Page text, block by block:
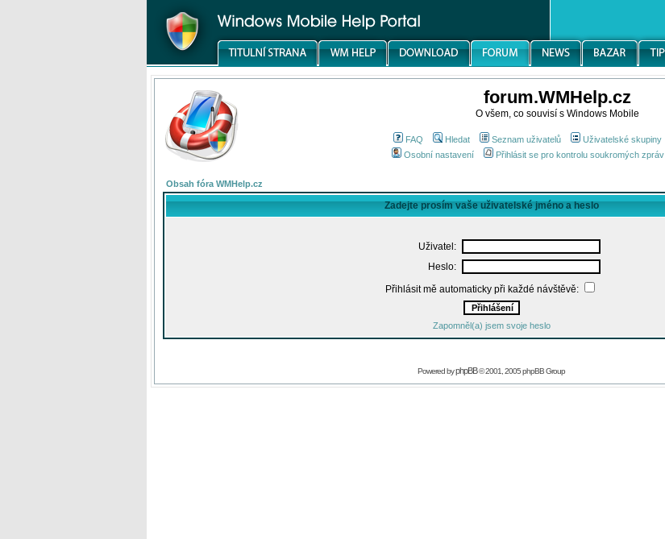
forum.WMHelp.cz
O všem, co souvisí s Windows Mobile
FAQ Hledat Seznam uživatelů Uživatelské skupiny
Osobní nastavení
Přihlásit se pro kontrolu soukromých zpráv
Obsah fóra WMHelp.cz
Zadejte prosím vaše uživatelské jméno a heslo
Uživatel:
Heslo:
Přihlásit mě automaticky při každé návštěvě:
Zapomněl(a) jsem svoje heslo
Powered byphpBB© 2001, 2005 phpBB Group